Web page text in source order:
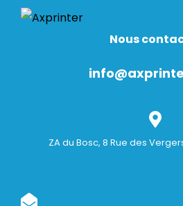
Nous
ZA du Bosc, 8 Rue des